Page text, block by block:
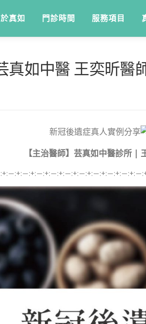
真如 門診時間 服務項目
真如中醫 王奕昕醫
新冠後遺症真人實例分享
【主治醫師】芸真如中醫診所 |
－:+:－:+:－:+:－:+:－:+:－:+:－:+:－:+:－:+: